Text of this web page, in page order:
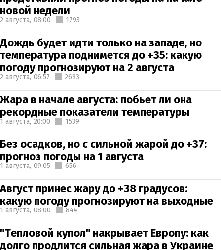
новой недели
2 августа, 08:00 1793
Дождь будет идти только на западе, но
температура поднимется до +35: какую
погоду прогнозируют на 2 августа
2 августа, 06:57 2693
Жара в начале августа: побьет ли она
рекордные показатели температуры
1 августа, 20:00 1539
Без осадков, но с сильной жарой до +37:
прогноз погоды на 1 августа
1 августа, 09:05 656
Август принес жару до +38 градусов:
какую погоду прогнозируют на выходные
1 августа, 08:00 844
"Тепловой купол" накрывает Европу: как
долго продлится сильная жара в Украине